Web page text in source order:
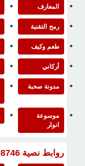
المعارف
رمح التقنية
طعم وكيف
أركاني
مدونة صحبة
موسوعة
انوار
روابط نصية AA98746